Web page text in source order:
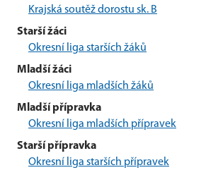
Krajská soutěž dorostu sk. B
Starší žáci
Okresní liga starších žáků
Mladší žáci
Okresní liga mladších žáků
Mladší přípravka
Okresní liga mladších přípravek
Starší přípravka
Okresní liga starších přípravek